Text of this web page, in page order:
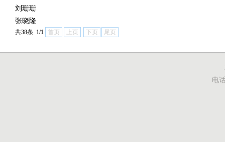
刘珊珊
张晓隆
共38条 1/1 首页 上页 下页 尾页
电